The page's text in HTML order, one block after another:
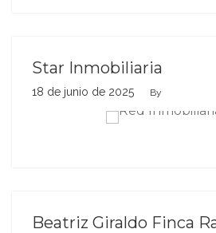
Star Inmobiliaria
18 de junio de 2025 By
Beatriz Giraldo Finca